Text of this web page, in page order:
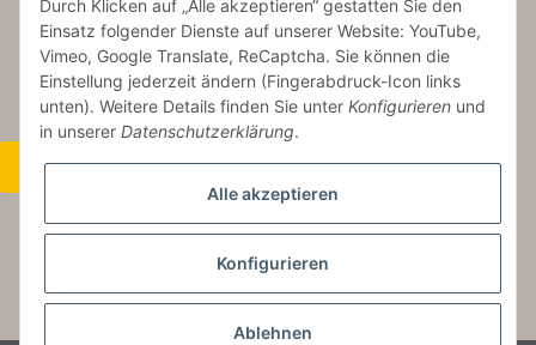
Abonnieren
Widerrufsbutton
* Alle Preise inkl. gesetzlicher USt., zzgl.Versand
Durch Klicken auf „Alle akzeptieren“ gestatten Sie den
Einsatz folgender Dienste auf unserer Website: YouTube,
Vimeo, Google Translate, ReCaptcha. Sie können die
Einstellung jederzeit ändern (Fingerabdruck-Icon links
unten). Weitere Details finden Sie unter Konfigurieren und
in unserer Datenschutzerklärung.
Alle akzeptieren
Konfigurieren
Ablehnen